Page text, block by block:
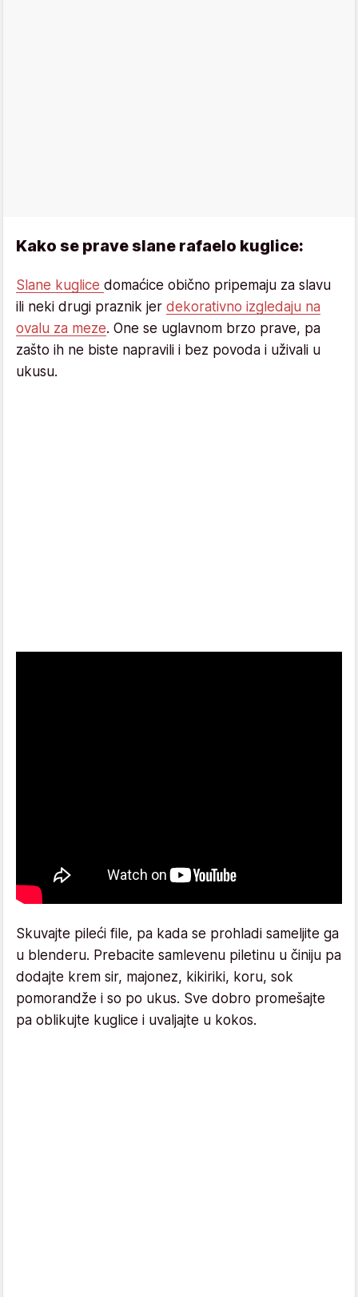
Kako se prave slane rafaelo kuglice:
Slane kuglice domaćice obično pripemaju za slavu
ili neki drugi praznik jer dekorativno izgledaju na
ovalu za meze. One se uglavnom brzo prave, pa
zašto ih ne biste napravili i bez povoda i uživali u
ukusu.
Skuvajte pileći file, pa kada se prohladi sameljite ga
u blenderu. Prebacite samlevenu piletinu u činiju pa
dodajte krem sir, majonez, kikiriki, koru, sok
pomorandže i so po ukus. Sve dobro promešajte
pa oblikujte kuglice i uvaljajte u kokos.